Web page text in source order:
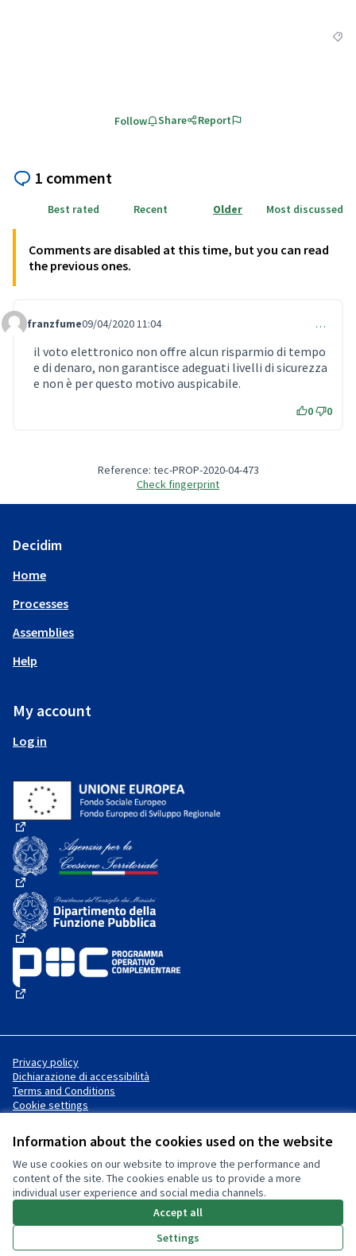
Information about the cookies used on the website
We use cookies on our website to improve the performance and
content of the site. The cookies enable us to provide a more
individual user experience and social media channels.
Accept all
Settings
Follow Share Report
1 comment
Best rated Recent Older Most discussed
Comments are disabled at this time, but you can read
the previous ones.
Comment 288
franzfume09/04/2020 11:04 …
il voto elettronico non offre alcun risparmio di tempo
e di denaro, non garantisce adeguati livelli di sicurezza
e non è per questo motivo auspicabile.
0 0
Reference: tec-PROP-2020-04-473
Check fingerprint
Decidim
Home
Processes
Assemblies
Help
My account
Log in
(External link)
(External link)
(External link)
Privacy policy
Dichiarazione di accessibilità
Terms and Conditions
Cookie settings
Creative Commons License
(External link)Website made withfree software
(External link)
.